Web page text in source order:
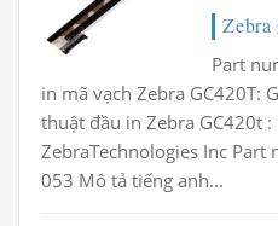
Zebra
Part
in mã vạch Zebra GC420T:
thuật đầu in Zebra GC420t :
ZebraTechnologies Inc Part
053 Mô tả tiếng anh...